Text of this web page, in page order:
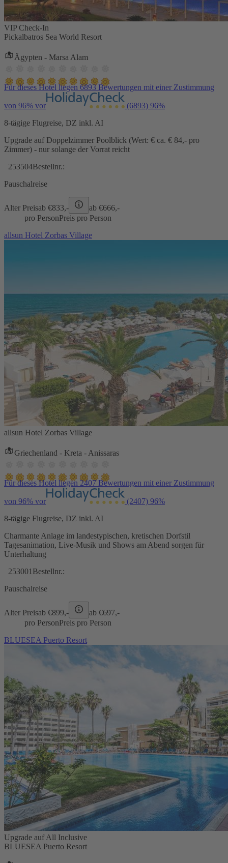
VIP Check-In
Pickalbatros Sea World Resort
Ägypten - Marsa Alam
Für dieses Hotel liegen 6893 Bewertungen mit einer Zustimmung
von 96% vor (6893) 96%
8-tägige Flugreise, DZ inkl. AI
Upgrade auf Doppelzimmer Poolblick (Wert: € ca. € 84,- pro
Zimmer) - nur solange der Vorrat reicht
253504Bestellnr.:
Pauschalreise
Alter Preisab €833,- ab €666,-
pro PersonPreis pro Person
allsun Hotel Zorbas Village
allsun Hotel Zorbas Village
Griechenland - Kreta - Anissaras
Für dieses Hotel liegen 2407 Bewertungen mit einer Zustimmung
von 96% vor (2407) 96%
8-tägige Flugreise, DZ inkl. AI
Charmante Anlage im landestypischen, kretischen Dorfstil
Tagesanimation, Live-Musik und Shows am Abend sorgen für
Unterhaltung
253001 Bestellnr.:
Pauschalreise
Alter Preisab €899,- ab €697,-
pro PersonPreis pro Person
BLUESEA Puerto Resort
Upgrade auf All Inclusive
BLUESEA Puerto Resort